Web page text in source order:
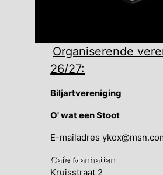
Organiserende
26/27:
Biljartvereniging
O' wat een Stoot
E-mailadres
Cafe Manhattan
Kruisstraat 2